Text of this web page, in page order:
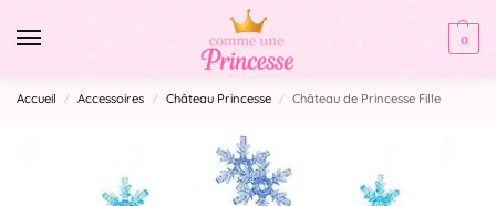
0
Accueil / Accessoires / Château Princesse / Château de Princesse Fille